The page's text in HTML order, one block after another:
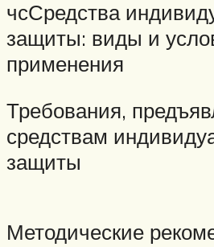
чсСредства
защиты: виды и
применения
Требования,
средствам
защиты
Методические